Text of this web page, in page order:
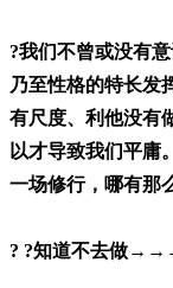
?我们不曾或没有
乃至性格的特长发
有尺度、利他没有
以才导致我们平庸
一场修行，哪有那
? ?知道不去做